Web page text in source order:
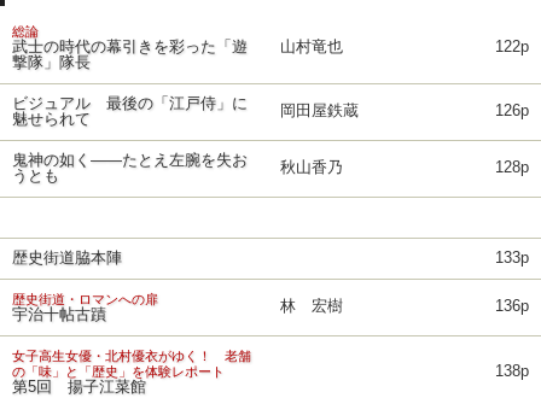
総論
武士の時代の幕引きを彩った「遊
撃隊」隊長
山村竜也 122p
ビジュアル 最後の「江戸侍」に
魅せられて
岡田屋鉄蔵 126p
鬼神の如く――たとえ左腕を失お
うとも
秋山香乃 128p
歴史街道脇本陣 133p
歴史街道・ロマンへの扉
宇治十帖古蹟 林 宏樹 136p
女子高生女優・北村優衣がゆく！ 老舗
の「味」と「歴史」を体験レポート
第5回 揚子江菜館
138p